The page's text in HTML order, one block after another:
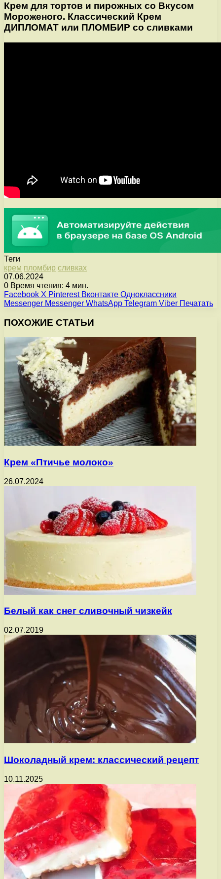
Крем для тортов и пирожных со Вкусом
Мороженого. Классический Крем
ДИПЛОМАТ или ПЛОМБИР со сливками
Теги
крем пломбир сливках
07.06.2024
0 Время чтения: 4 мин.
Facebook X Pinterest Вконтакте Одноклассники
Messenger Messenger WhatsApp Telegram Viber Печатать
ПОХОЖИЕ СТАТЬИ
Крем «Птичье молоко»
26.07.2024
Белый как снег сливочный чизкейк
02.07.2019
Шоколадный крем: классический рецепт
10.11.2025